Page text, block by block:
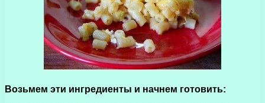
Возьмем эти ингредиенты и начнем готовить: